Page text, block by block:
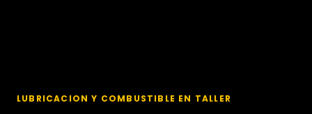
LUBRICACION Y COMBUSTIBLE EN TALLER